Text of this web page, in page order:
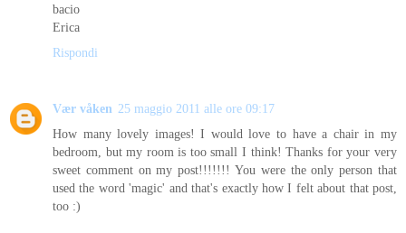
bacio
Erica
Rispondi
Vær våken 25 maggio 2011 alle ore 09:17
How many lovely images! I would love to have a chair in my
bedroom, but my room is too small I think! Thanks for your very
sweet comment on my post!!!!!!! You were the only person that
used the word 'magic' and that's exactly how I felt about that post,
too :)